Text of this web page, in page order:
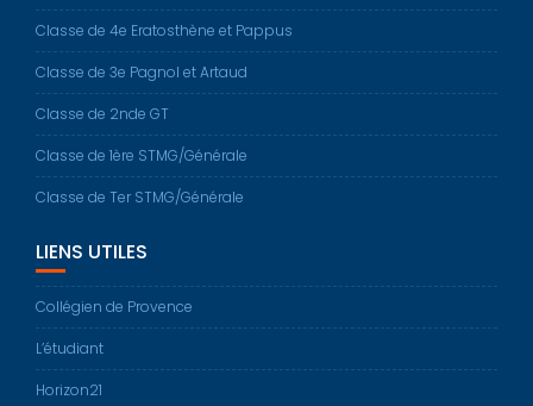
Classe de 4e Eratosthène et Pappus
Classe de 3e Pagnol et Artaud
Classe de 2nde GT
Classe de 1ère STMG/Générale
Classe de Ter STMG/Générale
LIENS UTILES
Collégien de Provence
L’étudiant
Horizon21